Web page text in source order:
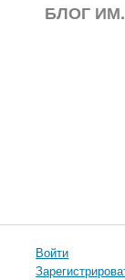
БЛОГ ИМ.
Войти